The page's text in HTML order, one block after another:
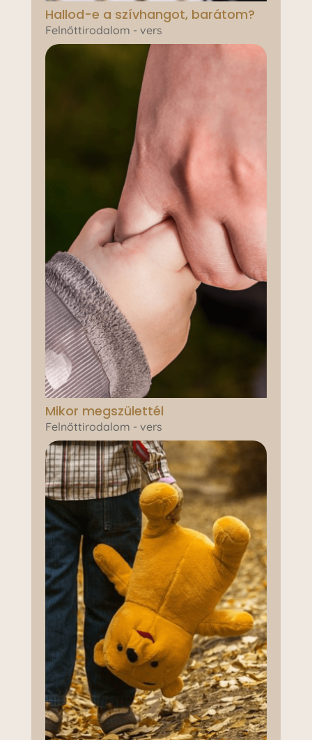
Hallod-e a szívhangot, barátom?
Felnőttirodalom - vers
Mikor megszülettél
Felnőttirodalom - vers